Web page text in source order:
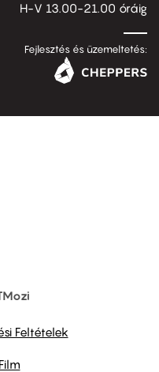
H-V 13.00-21.00 óráig
Fejlesztés és üzemeltetés:
Feltételek